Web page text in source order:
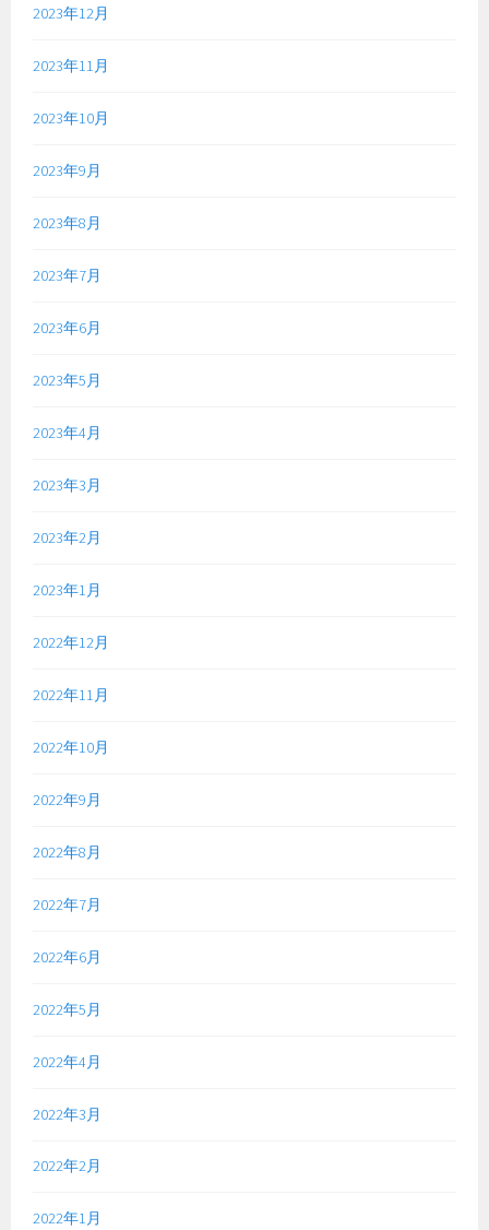
2023年12月
2023年11月
2023年10月
2023年9月
2023年8月
2023年7月
2023年6月
2023年5月
2023年4月
2023年3月
2023年2月
2023年1月
2022年12月
2022年11月
2022年10月
2022年9月
2022年8月
2022年7月
2022年6月
2022年5月
2022年4月
2022年3月
2022年2月
2022年1月